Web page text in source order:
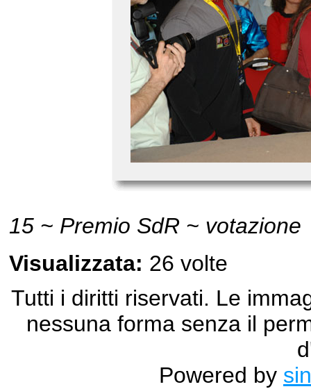
15 ~ Premio SdR ~ votazione
Visualizzata: 26 volte
Tutti i diritti riservati. Le
nessuna forma senza il
Powered by